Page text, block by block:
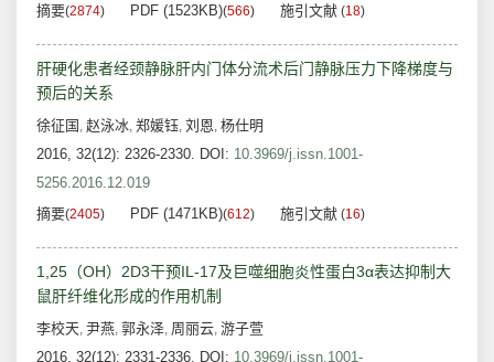
摘要(2874) PDF (1523KB)(566) 施引文献 (18)
肝硬化患者经颈静脉肝内门体分流术后门静脉压力下降梯度与
预后的关系
徐征国 , 赵泳冰, 郑媛钰, 刘恩, 杨仕明
2016, 32(12): 2326-2330. DOI: 10.3969/j.issn.1001-
5256.2016.12.019
摘要(2405) PDF (1471KB)(612) 施引文献 (16)
1,25（OH）2D3干预IL-17及巨噬细胞炎性蛋白3α表达抑制大
鼠肝纤维化形成的作用机制
李校天, 尹燕, 郭永泽, 周丽云, 游子萱
2016, 32(12): 2331-2336. DOI: 10.3969/j.issn.1001-